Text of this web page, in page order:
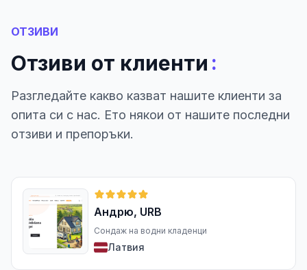
ОТЗИВИ
Отзиви от клиенти :
Разгледайте какво казват нашите клиенти за
опита си с нас. Ето някои от нашите последни
отзиви и препоръки.
Андрю, URB
Сондаж на водни кладенци
Латвия